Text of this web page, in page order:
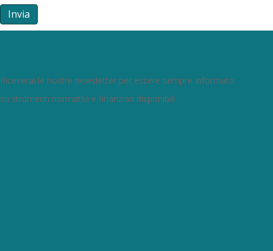
Invia
Riceverai le nostre newsletter per essere sempre informato
su strumenti normativi e finanziari disponibili.